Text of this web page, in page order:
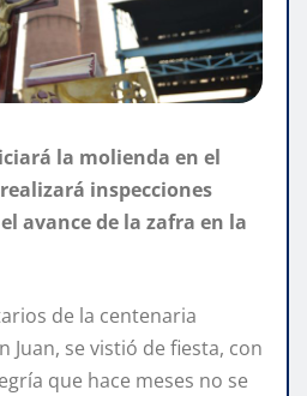
la molienda en el
inspecciones
avance de la zafra en la
de la centenaria
Juan, se vistió de fiesta, con
que hace meses no se